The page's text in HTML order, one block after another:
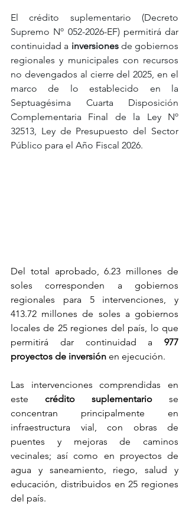
El crédito suplementario (Decreto
Supremo Nº 052-2026-EF) permitirá dar
continuidad a inversiones de gobiernos
regionales y municipales con recursos
no devengados al cierre del 2025, en el
marco de lo establecido en la
Septuagésima Cuarta Disposición
Complementaria Final de la Ley Nº
32513, Ley de Presupuesto del Sector
Público para el Año Fiscal 2026.
Del total aprobado, 6.23 millones de
soles corresponden a gobiernos
regionales para 5 intervenciones, y
413.72 millones de soles a gobiernos
locales de 25 regiones del país, lo que
permitirá dar continuidad a 977
proyectos de inversión en ejecución.
Las intervenciones comprendidas en
este crédito suplementario se
concentran principalmente en
infraestructura vial, con obras de
puentes y mejoras de caminos
vecinales; así como en proyectos de
agua y saneamiento, riego, salud y
educación, distribuidos en 25 regiones
del país.